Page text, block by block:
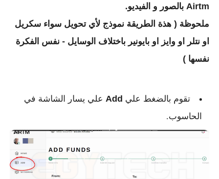
Airtm بالصور و الفيديو.
ملحوظة ( هذة الطريقة نموذج لأي تحويل سواء سكريل
او نتلر او وايز او بايونير باختلاف الوسايل - نفس الفكرة
نفسها )
تقوم بالضغط علي Add علي يسار الشاشة في
الحاسوب.